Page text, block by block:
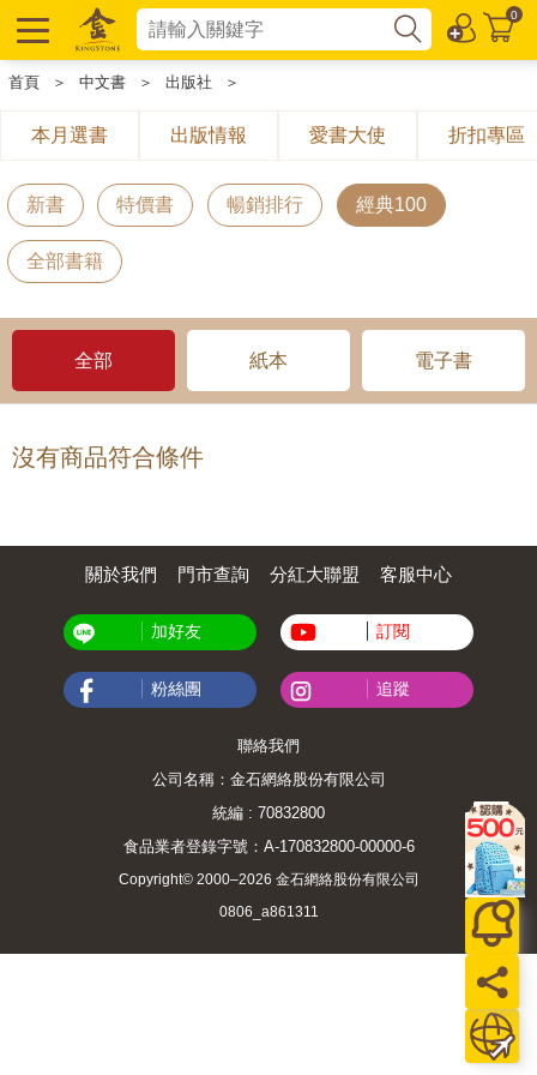
0
首頁 ＞ 中文書 ＞ 出版社 ＞
本月選書 出版情報 愛書大使 折扣專區
新書 特價書 暢銷排行 經典100
全部書籍
全部 紙本 電子書
沒有商品符合條件
關於我們 門市查詢 分紅大聯盟 客服中心
加好友 訂閱
粉絲團 追蹤
聯絡我們
公司名稱：金石網絡股份有限公司
統編 : 70832800
食品業者登錄字號：A-170832800-00000-6
Copyright© 2000–2026 金石網絡股份有限公司
0806_a861311